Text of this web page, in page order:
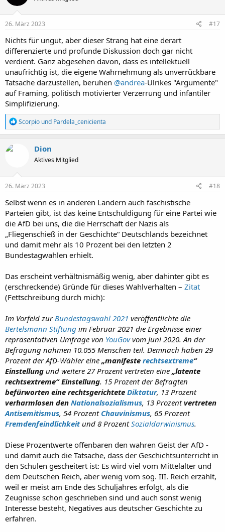
26. März 2023 #17
Nichts für ungut, aber dieser Strang hat eine derart
differenzierte und profunde Diskussion doch gar nicht
verdient. Ganz abgesehen davon, dass es intellektuell
unaufrichtig ist, die eigene Wahrnehmung als unverrückbare
Tatsache darzustellen, beruhen @andrea-Ulrikes "Argumente"
auf Framing, politisch motivierter Verzerrung und infantiler
Simplifizierung.
R
e
a
n
e
:
Scorpio und Pardela_cenicienta
Dion
Aktives Mitglied
26. März 2023 #18
Selbst wenn es in anderen Ländern auch faschistische
Parteien gibt, ist das keine Entschuldigung für eine Partei wie
die AfD bei uns, die die Herrschaft der Nazis als
„Fliegenschieß in der Geschichte“ Deutschlands bezeichnet
und damit mehr als 10 Prozent bei den letzten 2
Bundestagwahlen erhielt.
Das erscheint verhältnismäßig wenig, aber dahinter gibt es
(erschreckende) Gründe für dieses Wahlverhalten – Zitat
(Fettschreibung durch mich):
Im Vorfeld zur Bundestagswahl 2021 veröffentlichte die
Bertelsmann Stiftung im Februar 2021 die Ergebnisse einer
repräsentativen Umfrage von YouGovvom Juni 2020. An der
Befragung nahmen 10.055 Menschen teil. Demnach haben 29
Prozent der AfD-Wähler eine „manifeste rechtsextreme“
Einstellung und weitere 27 Prozent vertreten eine „latente
rechtsextreme“ Einstellung. 15 Prozent der Befragten
befürworten eine rechtsgerichtete Diktatur, 13 Prozent
verharmlosen den Nationalsozialismus, 13 Prozentvertreten
Antisemitismus, 54 Prozent Chauvinismus, 65 Prozent
Fremdenfeindlichkeitund 8 ProzentSozialdarwinismus.
Diese Prozentwerte offenbaren den wahren Geist der AfD -
und damit auch die Tatsache, dass der Geschichtsunterricht in
den Schulen gescheitert ist: Es wird viel vom Mittelalter und
dem Deutschen Reich, aber wenig vom sog. III. Reich erzählt,
weil er meist am Ende des Schuljahres erfolgt, als die
Zeugnisse schon geschrieben sind und auch sonst wenig
Interesse besteht, Negatives aus deutscher Geschichte zu
erfahren.